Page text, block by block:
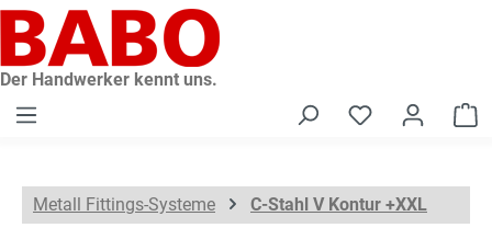
springen
Der Handwerker kennt uns.
Metall Fittings-Systeme C-Stahl V Kontur +XXL